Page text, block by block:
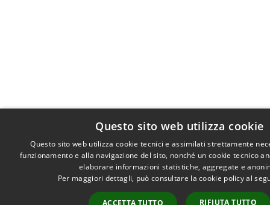
Questo sito web utilizza cookie
Questo sito web utilizza cookie tecnici e assimilati strettamente
funzionamento e alla navigazione del sito, nonché un cookie tecnico
elaborare informazioni statistiche, aggregate e
Per maggiori dettagli, può consultare la cookie policy al
ACCETTA TUTTO RIFIUTA TUTTO